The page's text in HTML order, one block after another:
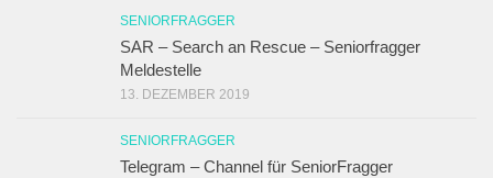
SENIORFRAGGER
SAR – Search an Rescue – Seniorfragger
Meldestelle
13. DEZEMBER 2019
SENIORFRAGGER
Telegram – Channel für SeniorFragger